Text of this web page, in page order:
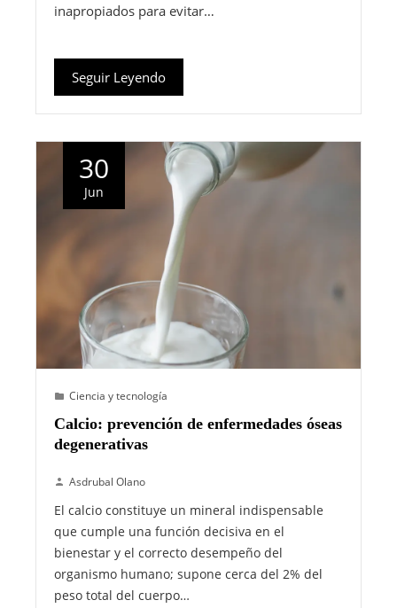
inapropiados para evitar…
Seguir Leyendo
30
Jun
Ciencia y tecnología
Calcio: prevención de enfermedades óseas
degenerativas
Asdrubal Olano
El calcio constituye un mineral indispensable
que cumple una función decisiva en el
bienestar y el correcto desempeño del
organismo humano; supone cerca del 2% del
peso total del cuerpo…